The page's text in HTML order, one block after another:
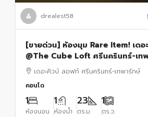
drealest58
[ขายด่วน] ห้องมุม Rare Item! เด
@The Cube Loft ศรีนครินทร์-เท
เดอะคิวบ์ ลอฟท์ ศรีนครินทร์-เทพารักษ์
คอนโด
1
ห้องนอน
1
ห้องน้ำ
23
ตร.ม.
1
ตร.ว.